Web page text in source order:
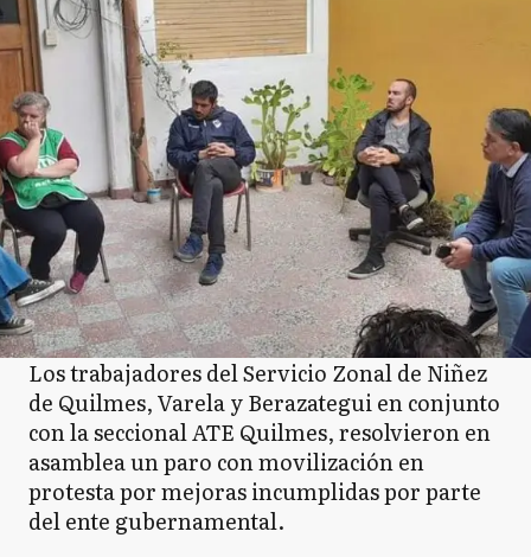
Los trabajadores del Servicio Zonal de Niñez
de Quilmes, Varela y Berazategui en conjunto
con la seccional ATE Quilmes, resolvieron en
asamblea un paro con movilización en
protesta por mejoras incumplidas por parte
del ente gubernamental.